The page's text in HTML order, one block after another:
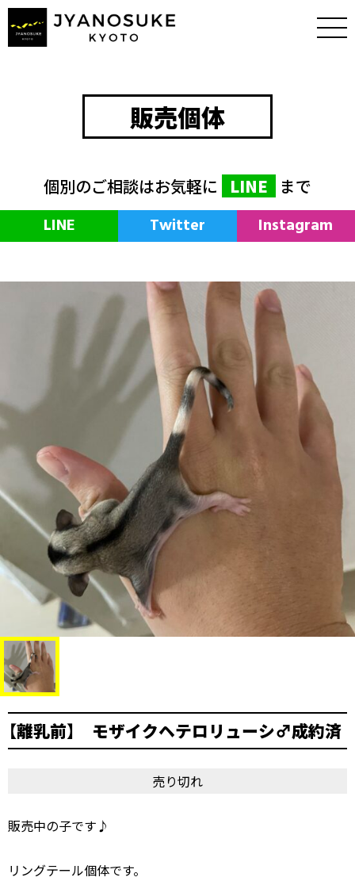
販売個体
個別のご相談はお気軽に LINE まで
LINE Twitter Instagram
【離乳前】 モザイクヘテロリューシ♂成約済
売り切れ
販売中の子です♪
リングテール個体です。